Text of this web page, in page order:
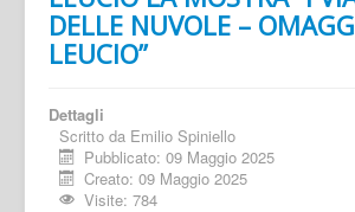
DELLE NUVOLE –
LEUCIO”
Dettagli
Scritto da Emilio Spiniello
Pubblicato: 09 Maggio 2025
Creato: 09 Maggio 2025
Visite: 784